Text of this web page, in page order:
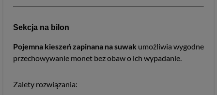
Sekcja na bilon
Pojemna kieszeń zapinana na suwak umożliwia wygodne
przechowywanie monet bez obaw o ich wypadanie.
Zalety rozwiązania: